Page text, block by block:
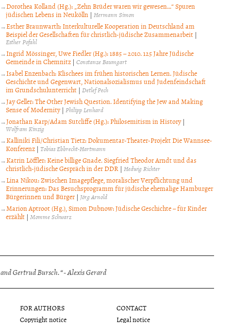
Dorothea Kolland (Hg.): „Zehn Brüder waren wir gewesen…“ Spuren
jüdischen Lebens in Neukölln| Hermann Simon
Esther Braunwarth: Interkulturelle Kooperation in Deutschland am
Beispiel der Gesellschaften für christlich-jüdische Zusammenarbeit|
Esther Pofahl
Ingrid Mössinger, Uwe Fiedler (Hg.): 1885 – 2010. 125 Jahre Jüdische
Gemeinde in Chemnitz| Constanze Baumgart
Isabel Enzenbach: Klischees im frühen historischen Lernen. Jüdische
Geschichte und Gegenwart, Nationalsozialismus und Judenfeindschaft
im Grundschulunterricht| Detlef Pech
Jay Geller: The Other Jewish Question. Identifying the Jew and Making
Sense of Modernity| Philipp Lenhard
Jonathan Karp/Adam Sutcliffe (Hg.): Philosemitism in History|
Wolfram Kinzig
Kalliniki Fili/Christian Tietz: Dokumentar-Theater-Projekt Die Wannsee-
Konferenz| Tobias Ebbrecht-Hartmann
Katrin Löffler: Keine billige Gnade. Siegfried Theodor Arndt und das
christlich-jüdische Gespräch in der DDR| Hedwig Richter
Lina Nikou: Zwischen Imagepflege, moralischer Verpflichtung und
Erinnerungen: Das Besuchsprogramm für jüdische ehemalige Hamburger
Bürgerinnen und Bürger| Jörg Arnold
Marion Aptroot (Hg.), Simon Dubnow: Jüdische Geschichte – für Kinder
erzählt| Momme Schwarz
Gertrud Bursch.“ - Alexis Gerard
FOR AUTHORS
Copyright notice
CONTACT
Legal notice